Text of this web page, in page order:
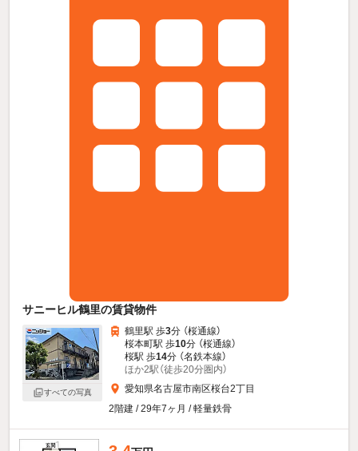
サニーヒル鶴里の賃貸物件
すべての写真
鶴里駅 歩3分 （桜通線）
桜本町駅 歩10分 （桜通線）
桜駅 歩14分 （名鉄本線）
ほか2駅（徒歩20分圏内）
愛知県名古屋市南区桜台2丁目
2階建 / 29年7ヶ月 / 軽量鉄骨